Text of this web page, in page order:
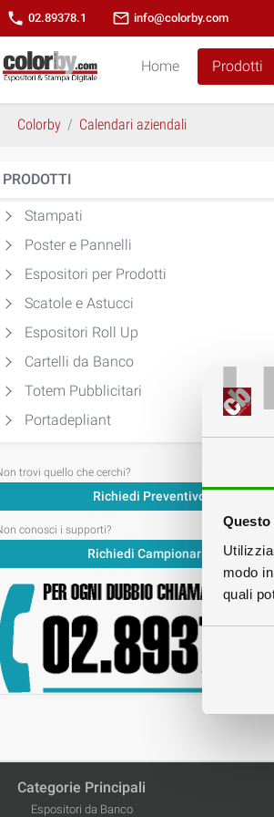
modo
quali
phone 02.89378.1 mail_outline info@colorby.com
Home Prodotti
Colorby Calendari aziendali
PRODOTTI
Stampati
Poster e Pannelli
Espositori per Prodotti
Scatole e Astucci
Espositori Roll Up
Cartelli da Banco
Totem Pubblicitari
Portadepliant
trovi quello che cerchi?
Richiedi Preventivo
conosci i supporti?
Richiedi Campionario
Categorie Principali
Espositori da Banco